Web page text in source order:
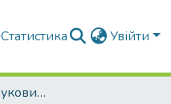
Статистика Увійти
Вибрані статті з наукових збірників КНУБА